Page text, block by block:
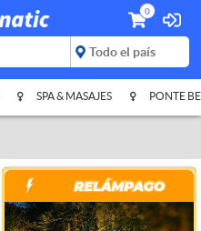
0
SPA & MASAJES PONTE